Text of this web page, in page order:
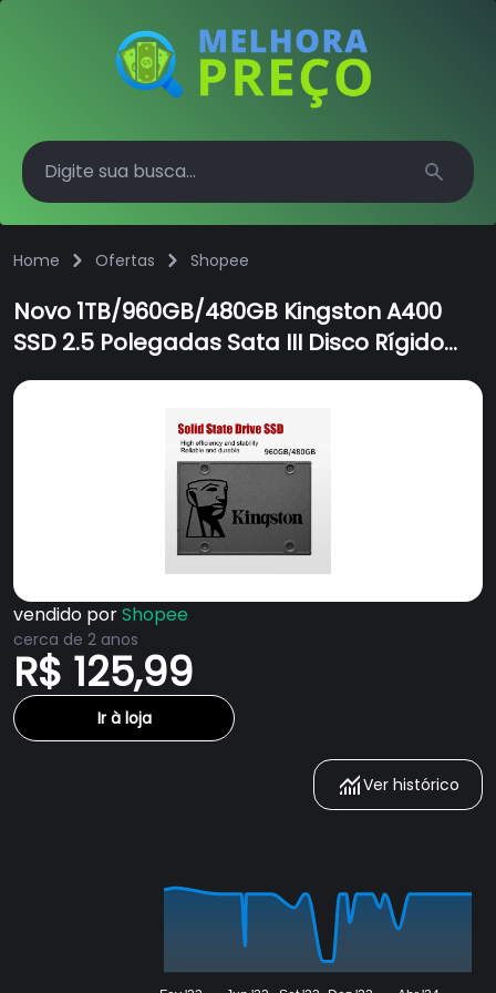
Search
Home Ofertas Shopee
Novo 1TB/960GB/480GB Kingston A400
SSD 2.5 Polegadas Sata III Disco Rígido
Interno De Estado Sólido Para PC Portátil
vendido porShopee
cerca de 2 anos
R$ 125,99
Ir à loja
Ver histórico